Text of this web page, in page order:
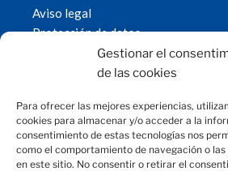
Gestionar el
de las cookies
Para ofrecer las mejores experiencias,
cookies para almacenar y/o acceder a la
consentimiento de estas tecnologías nos
como el comportamiento de navegación o
en este sitio. No consentir o retirar el
Aviso legal
Protección de datos
Política de cookies
© 2019 Fundación Magtel.
CONTACTO